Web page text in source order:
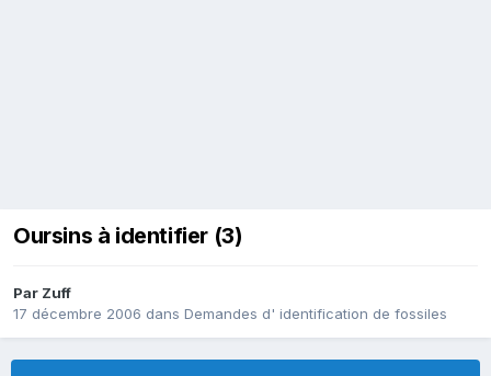
Oursins à identifier (3)
Par Zuff
17 décembre 2006 dans Demandes d' identification de fossiles